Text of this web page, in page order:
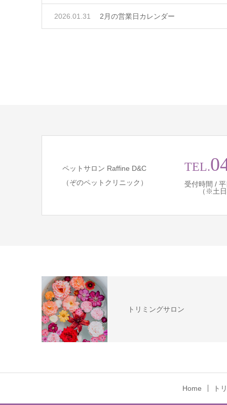
2月の営業日カレンダー
2026.01.31
ペットサロン Raffine D&C
（ぞのペットクリニック）
TEL.
受付時間 /
（※土日祝
トリミングサロン
Home ト